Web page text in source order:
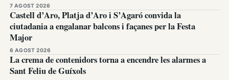
7 AGOST 2026
Castell d’Aro, Platja d’Aro i S’Agaró convida la
ciutadania a engalanar balcons i façanes per la Festa
Major
6 AGOST 2026
La crema de contenidors torna a encendre les alarmes a
Sant Feliu de Guíxols